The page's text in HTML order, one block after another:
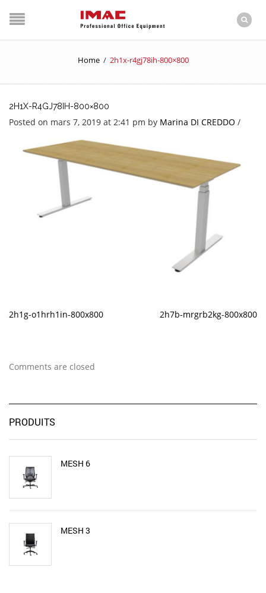
Home / 2h1x-r4gj78ih-800×800
2H1X-R4GJ78IH-800×800
Posted on mars 7, 2019 at 2:41 pm by Marina DI CREDDO /
2h1g-o1hrh1in-800x800 2h7b-mrgrb2kg-800x800
Comments are closed
PRODUITS
MESH 6
MESH 3